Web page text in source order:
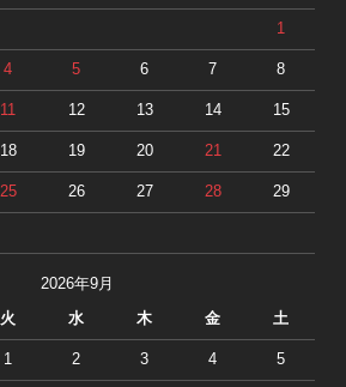
1
4 5 6 7 8
11 12 13 14 15
18 19 20 21 22
25 26 27 28 29
2026年9月
火 水 木 金 土
1 2 3 4 5